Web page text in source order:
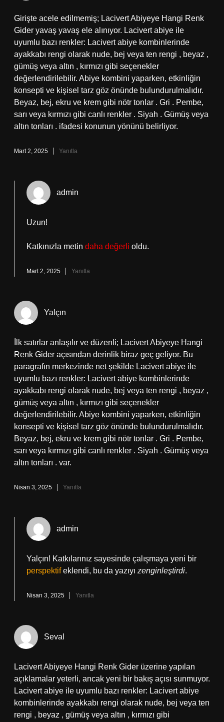
Girişte acele edilmemiş; Lacivert Abiyeye Hangi Renk
Gider yavaş yavaş ele alınıyor. Lacivert abiye ile
uyumlu bazı renkler: Lacivert abiye kombinlerinde
ayakkabı rengi olarak nude, bej veya ten rengi , beyaz ,
gümüş veya altın , kırmızı gibi seçenekler
değerlendirilebilir. Abiye kombini yaparken, etkinliğin
konsepti ve kişisel tarz göz önünde bulundurulmalıdır.
Beyaz, bej, ekru ve krem gibi nötr tonlar . Gri . Pembe,
sarı veya kırmızı gibi canlı renkler . Siyah . Gümüş veya
altın tonları . ifadesi konunun yönünü belirliyor.
Mart 2, 2025 Yanıtla
admin
Uzun!
Katkınızla metin daha değerli oldu.
Mart 2, 2025 Yanıtla
Yalçın
İlk satırlar anlaşılır ve düzenli; Lacivert Abiyeye Hangi
Renk Gider açısından derinlik biraz geç geliyor. Bu
paragrafın merkezinde net şekilde Lacivert abiye ile
uyumlu bazı renkler: Lacivert abiye kombinlerinde
ayakkabı rengi olarak nude, bej veya ten rengi , beyaz ,
gümüş veya altın , kırmızı gibi seçenekler
değerlendirilebilir. Abiye kombini yaparken, etkinliğin
konsepti ve kişisel tarz göz önünde bulundurulmalıdır.
Beyaz, bej, ekru ve krem gibi nötr tonlar . Gri . Pembe,
sarı veya kırmızı gibi canlı renkler . Siyah . Gümüş veya
altın tonları . var.
Nisan 3, 2025 Yanıtla
admin
Yalçın! Katkılarınız sayesinde çalışmaya yeni bir
perspektifeklendi, bu da yazıyı zenginleştirdi.
Nisan 3, 2025 Yanıtla
Seval
Lacivert Abiyeye Hangi Renk Gider üzerine yapılan
açıklamalar yeterli, ancak yeni bir bakış açısı sunmuyor.
Lacivert abiye ile uyumlu bazı renkler: Lacivert abiye
kombinlerinde ayakkabı rengi olarak nude, bej veya ten
rengi , beyaz , gümüş veya altın , kırmızı gibi